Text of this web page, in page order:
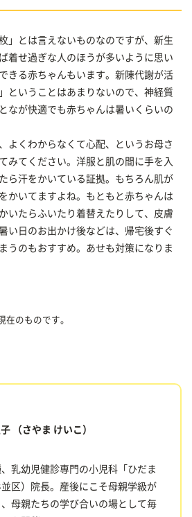
」とは言えないものなのですが、新生
着せ過ぎな人のほうが多いように思い
きる赤ちゃんもいます。新陳代謝が活
ということはあまりないので、神経質
なが快適でも赤ちゃんは暑いくらいの
よくわからなくて心配、というお母さ
みてください。洋服と肌の間に手を入
ら汗をかいている証拠。もちろん肌が
かいてますよね。もともと赤ちゃんは
いたらふいたり着替えたりして、皮膚
い日のお出かけ後などは、帰宅後すぐ
うのもおすすめ。あせも対策になりま
のものです。
（さやま けいこ）
乳幼児健診専門の小児科「ひだま
区）院長。産後にこそ母親学級が
母親たちの学び合いの場として毎